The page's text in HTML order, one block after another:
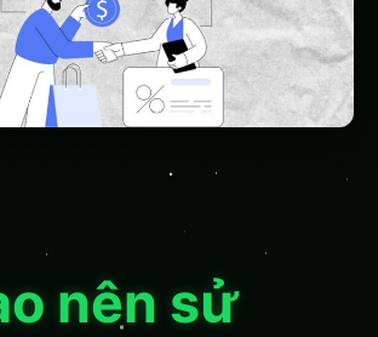
nên sử